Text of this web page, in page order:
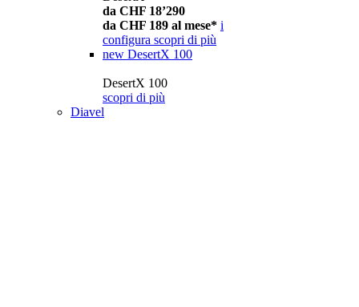
da CHF 18’290
da CHF 189 al mese* i
configura scopri di più
new DesertX 100
DesertX 100
scopri di più
Diavel